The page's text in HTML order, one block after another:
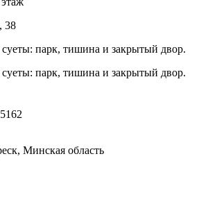
38
парк, тишина и закрытый двор.
парк, тишина и закрытый двор.
Минская область